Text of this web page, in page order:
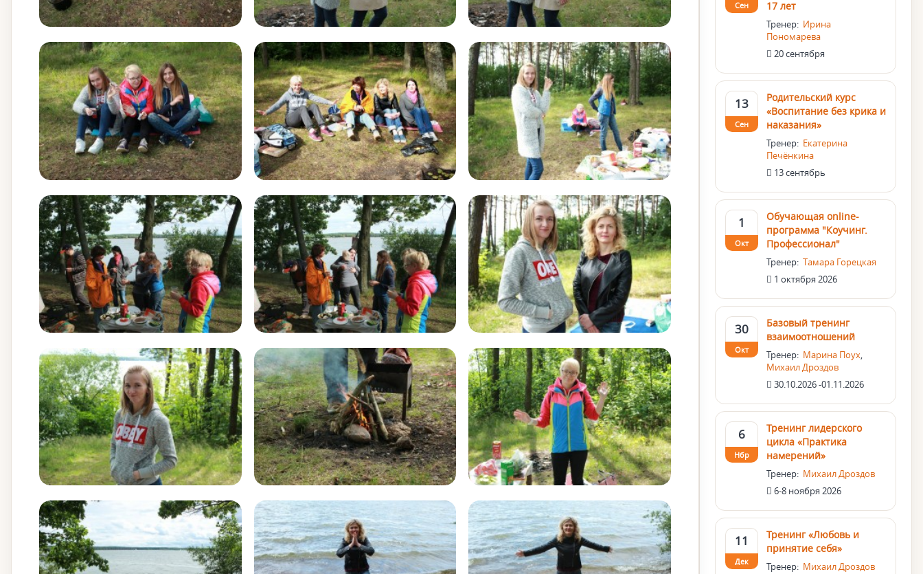
Сен
17 лет
Тренер: Ирина
Пономарева
20 сентября
13
Сен
Родительский курс
«Воспитание без крика и
наказания»
Тренер: Екатерина
Печёнкина
13 сентябрь
1
Окт
Обучающая online-
программа "Коучинг.
Профессионал"
Тренер: Тамара Горецкая
1 октября 2026
30
Окт
Базовый тренинг
взаимоотношений
Тренер: Марина Поух,
Михаил Дроздов
30.10.2026 -01.11.2026
6
Нбр
Тренинг лидерского
цикла «Практика
намерений»
Тренер: Михаил Дроздов
6-8 ноября 2026
11
Дек
Тренинг «Любовь и
принятие себя»
Тренер: Михаил Дроздов